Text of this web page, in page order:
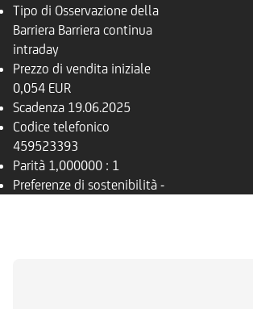
Tipo di Osservazione della
Barriera Barriera continua
intraday
Prezzo di vendita iniziale
0,054 EUR
Scadenza 19.06.2025
Codice telefonico
459523393
Parità 1,000000 : 1
Preferenze di sostenibilità -